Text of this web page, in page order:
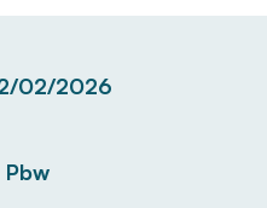
02/2026